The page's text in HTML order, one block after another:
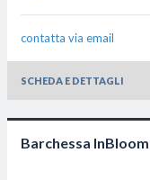
contatta via email
SCHEDA E DETTAGLI
Barchessa InBloom